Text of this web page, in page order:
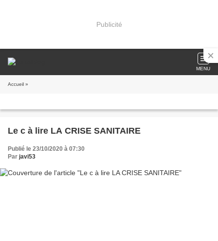
Publicité
MENU
Accueil »
Le c à lire LA CRISE SANITAIRE
Publié le 23/10/2020 à 07:30
Par javi53